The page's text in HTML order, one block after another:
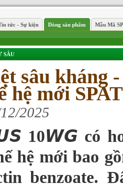
tức - Sự kiện Dòng sản phẩm Mẫu Mã SP
SÂU
sâu kháng
hệ mới
2025
10𝙒𝙂 có
hệ mới bao
benzoate.